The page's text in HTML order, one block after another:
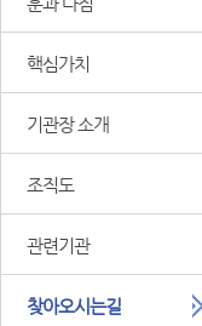
핵심가치
기관장 소개
조직도
관련기관
찾아오시는길